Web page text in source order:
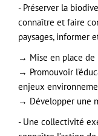
- Préserver la
connaître et faire
paysages, informer
→ Mise en place de
→ Promouvoir
enjeux
→ Développer une
- Une collectivité